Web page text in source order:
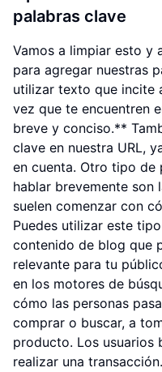
palabras clave
Vamos a limpiar esto y
para agregar nuestras
utilizar texto que incite
vez que te encuentren
breve y conciso.**
clave en nuestra URL,
en cuenta. Otro tipo de
hablar brevemente son
suelen comenzar con
Puedes utilizar este
contenido de blog que
relevante para tu
en los motores de
cómo las personas
comprar o buscar, a
producto. Los usuarios
realizar una